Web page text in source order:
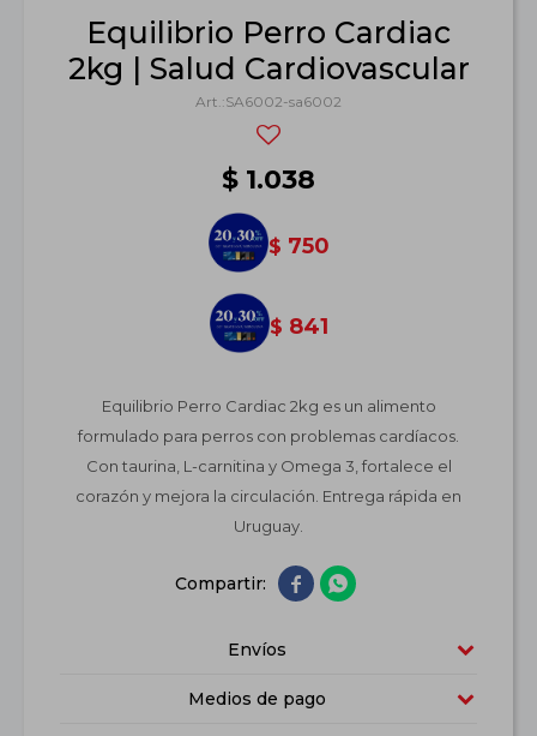
Equilibrio Perro Cardiac
2kg | Salud Cardiovascular
SA6002-sa6002
$ 1.038
$ 750
$ 841
Equilibrio Perro Cardiac 2kg es un alimento
formulado para perros con problemas cardíacos.
Con taurina, L-carnitina y Omega 3, fortalece el
corazón y mejora la circulación. Entrega rápida en
Uruguay.
 
Envíos
Medios de pago